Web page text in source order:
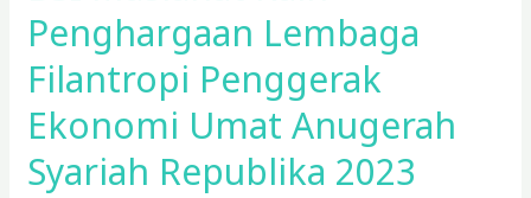
Penghargaan Lembaga
Filantropi Penggerak
Ekonomi Umat Anugerah
Syariah Republika 2023